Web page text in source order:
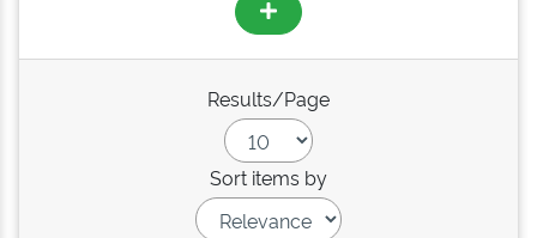
Results/Page
Sort items by